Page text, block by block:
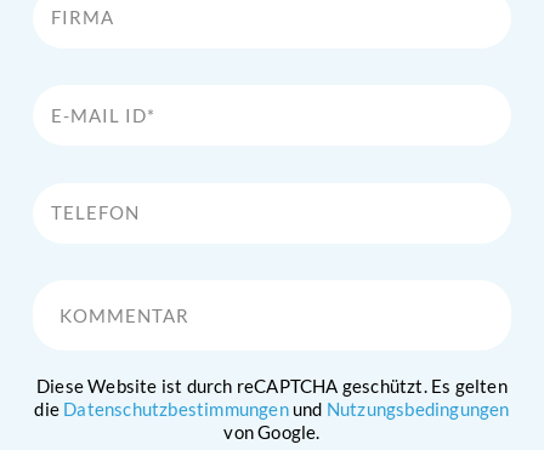
Diese Website ist durch reCAPTCHA geschützt. Es gelten
die Datenschutzbestimmungenund Nutzungsbedingungen
von Google.